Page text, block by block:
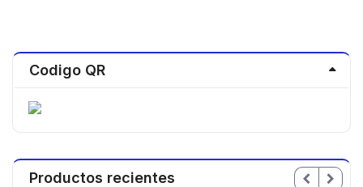
Codigo QR
Productos recientes